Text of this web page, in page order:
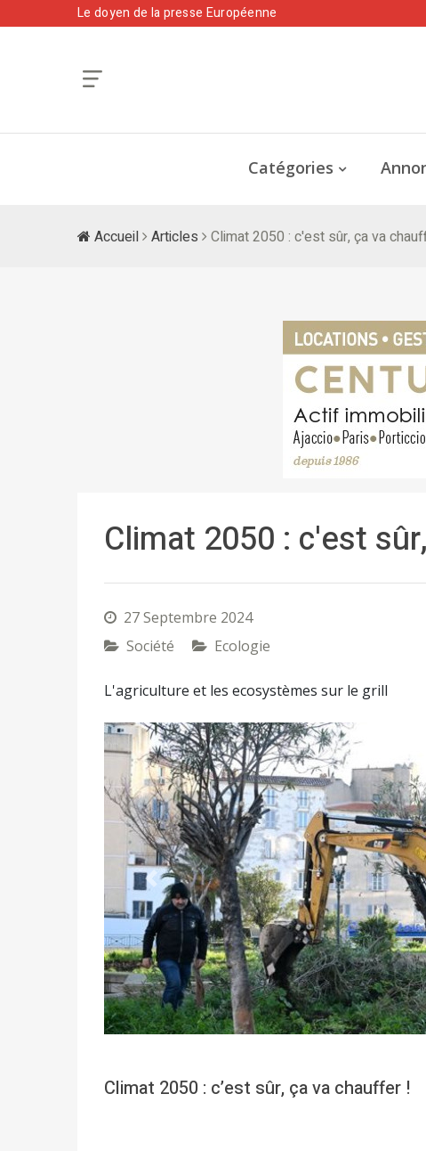
Le doyen de la presse Européenne
Catégories
Accueil Articles Climat 2050 : c'est sûr, ça va
Climat 2050 : c'est
27 Septembre 2024
Société
Ecologie
L'agriculture et les ecosystèmes sur le grill
Précédent
Climat 2050 : c’est sûr, ça va chauffer !